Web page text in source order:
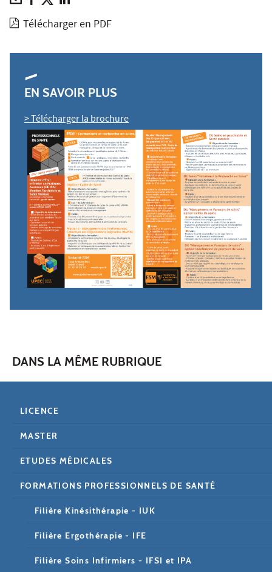
Télécharger en PDF
EN SAVOIR PLUS
> Télécharger la brochure
DANS LA MÊME RUBRIQUE
LICENCE
MASTER
ETUDES MÉDICALES
FORMATIONS PROFESSIONNELS DE SANTÉ
Filière Kinésithérapie - IUK
Filière Ergothérapie - IFE
Filière Soins Infirmiers - IFSI et IPA